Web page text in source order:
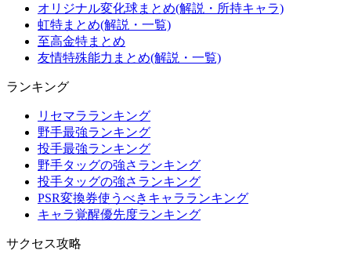
オリジナル変化球まとめ(解説・所持キャラ)
虹特まとめ(解説・一覧)
至高金特まとめ
友情特殊能力まとめ(解説・一覧)
ランキング
リセマラランキング
野手最強ランキング
投手最強ランキング
野手タッグの強さランキング
投手タッグの強さランキング
PSR変換券使うべきキャラランキング
キャラ覚醒優先度ランキング
サクセス攻略